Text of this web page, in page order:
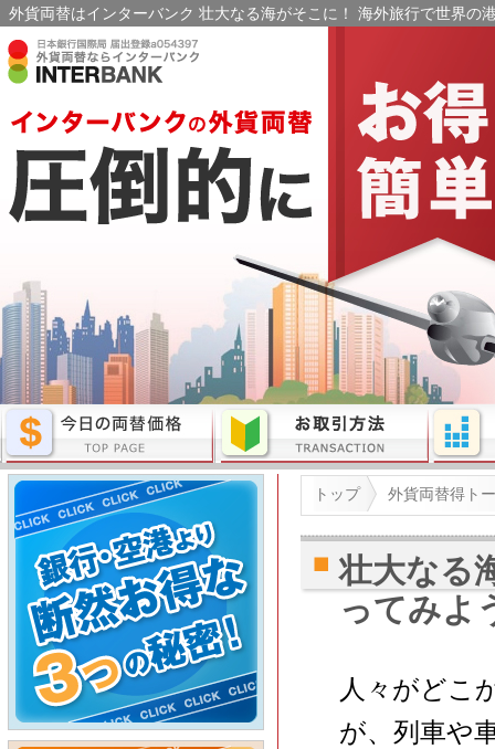
外貨両替はインターバンク 壮大なる海がそこに！ 海外旅行で世界
トップ 外貨両替得ト
壮大なる
ってみよ
人々がどこ
が、列車や